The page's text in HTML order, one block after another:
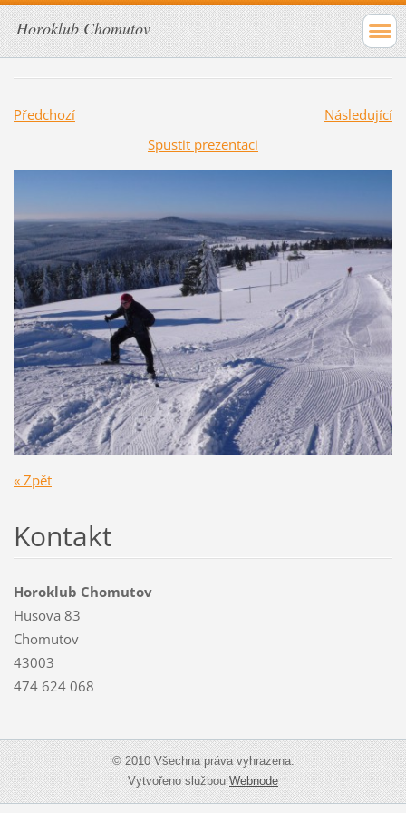
Horoklub Chomutov
Předchozí
Následující
Spustit prezentaci
« Zpět
Kontakt
Horoklub Chomutov
Husova 83
Chomutov
43003
474 624 068
© 2010 Všechna práva vyhrazena.
Vytvořeno službouWebnode